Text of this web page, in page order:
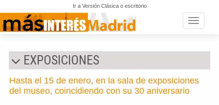
Ir a Versión Clásica o escritorio
Toggle
EXPOSICIONES
Hasta el 15 de enero, en la sala de exposiciones
del museo, coincidiendo con su 30 aniversario